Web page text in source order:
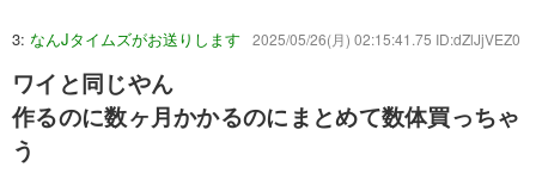
3: なんJタイムズがお送りします 2025/05/26(月) 02:15:41.75 ID:dZlJjVEZ0
ワイと同じやん
作るのに数ヶ月かかるのにまとめて数体買っちゃ
う